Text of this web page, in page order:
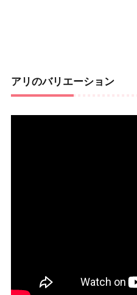
アリのバリエーション